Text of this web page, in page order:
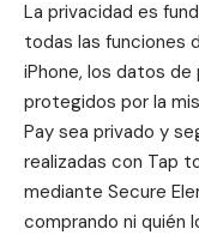
La privacidad es
todas las funciones
iPhone, los datos
protegidos por la
Pay sea privado y
realizadas con Tap
mediante Secure
comprando ni quién